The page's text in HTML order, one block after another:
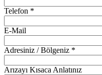
Telefon *
E-Mail
Adresiniz / Bölgeniz *
Arızayı Kısaca Anlatınız